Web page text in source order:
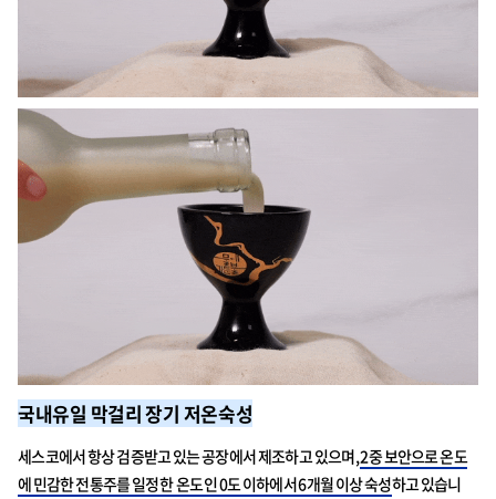
국내유일 막걸리 장기 저온숙성
세스코에서 항상 검증받고 있는 공장에서 제조하고 있으며,2중 보안으로 온도
에 민감한 전통주를 일정한 온도인 0도 이하에서 6개월 이상 숙성하고 있습니